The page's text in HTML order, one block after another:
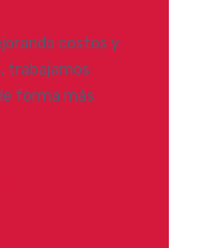
costos y
trabajamos
forma más